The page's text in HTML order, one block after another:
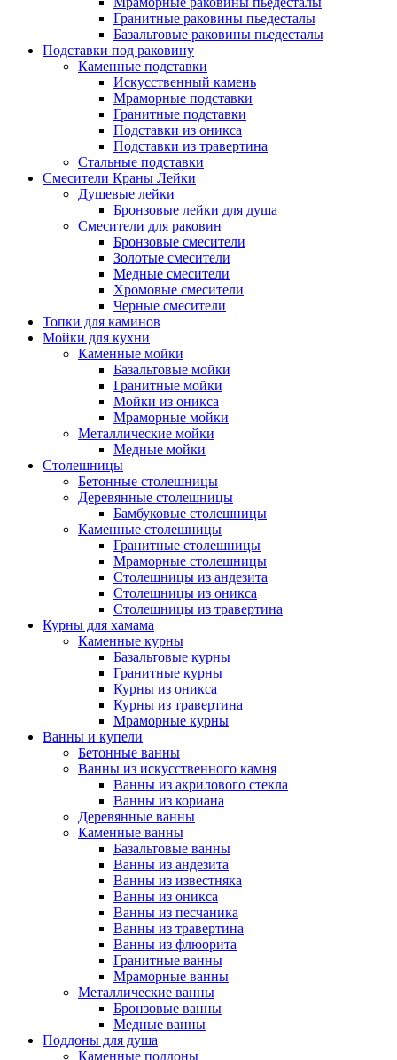
Гранитные раковины пьедесталы
Базальтовые раковины пьедесталы
Подставки под раковину
Каменные подставки
Искусственный камень
Мраморные подставки
Гранитные подставки
Подставки из оникса
Подставки из травертина
Стальные подставки
Смесители Краны Лейки
Душевые лейки
Бронзовые лейки для душа
Смесители для раковин
Бронзовые смесители
Золотые смесители
Медные смесители
Хромовые смесители
Черные смесители
Топки для каминов
Мойки для кухни
Каменные мойки
Базальтовые мойки
Гранитные мойки
Мойки из оникса
Мраморные мойки
Металлические мойки
Медные мойки
Столешницы
Бетонные столешницы
Деревянные столешницы
Бамбуковые столешницы
Каменные столешницы
Гранитные столешницы
Мраморные столешницы
Столешницы из андезита
Столешницы из оникса
Столешницы из травертина
Курны для хамама
Каменные курны
Базальтовые курны
Гранитные курны
Курны из оникса
Курны из травертина
Мраморные курны
Ванны и купели
Бетонные ванны
Ванны из искусственного камня
Ванны из акрилового стекла
Ванны из кориана
Деревянные ванны
Каменные ванны
Базальтовые ванны
Ванны из андезита
Ванны из известняка
Ванны из оникса
Ванны из песчаника
Ванны из травертина
Ванны из флюорита
Гранитные ванны
Мраморные ванны
Металлические ванны
Бронзовые ванны
Медные ванны
Поддоны для душа
Каменные поддоны